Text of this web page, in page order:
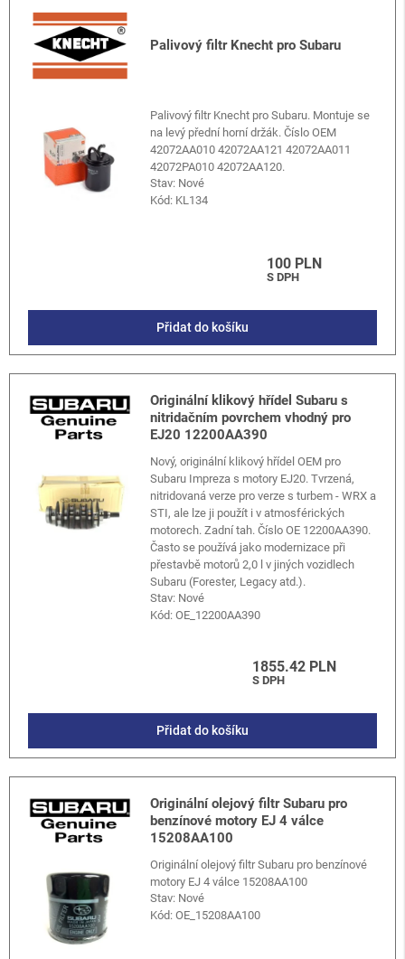
Palivový filtr Knecht pro Subaru
Palivový filtr Knecht pro Subaru. Montuje se
na levý přední horní držák. Číslo OEM
42072AA010 42072AA121 42072AA011
42072PA010 42072AA120.
Stav: Nové
Kód: KL134
100 PLN
S DPH
Přidat do košíku
Originální klikový hřídel Subaru s
nitridačním povrchem vhodný pro
EJ20 12200AA390
Nový, originální klikový hřídel OEM pro
Subaru Impreza s motory EJ20. Tvrzená,
nitridovaná verze pro verze s turbem - WRX a
STI, ale lze ji použít i v atmosférických
motorech. Zadní tah. Číslo OE 12200AA390.
Často se používá jako modernizace při
přestavbě motorů 2,0 l v jiných vozidlech
Subaru (Forester, Legacy atd.).
Stav: Nové
Kód:OE_12200AA390
1855.42 PLN
S DPH
Přidat do košíku
Originální olejový filtr Subaru pro
benzínové motory EJ 4 válce
15208AA100
Originální olejový filtr Subaru pro benzínové
motory EJ 4 válce 15208AA100
Stav: Nové
Kód:OE_15208AA100